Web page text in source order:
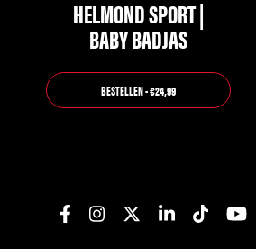
HELMOND SPORT |
BABY BADJAS
BESTELLEN - €24,99